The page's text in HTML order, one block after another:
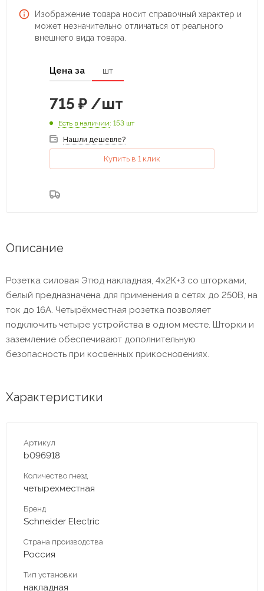
Изображение товара носит справочный характер и
может незначительно отличаться от реального
внешнего вида товара.
Цена за шт
715 ₽ /шт
Есть в наличии: 153 шт
Нашли дешевле?
Купить в 1 клик
Описание
Розетка силовая Этюд накладная, 4х2К+З со шторками,
белый предназначена для применения в сетях до 250В, на
ток до 16А. Четырёхместная розетка позволяет
подключить четыре устройства в одном месте. Шторки и
заземление обеспечивают дополнительную
безопасность при косвенных прикосновениях.
Характеристики
Артикул
b096918
Количество гнезд
четырехместная
Бренд
Schneider Electric
Страна производства
Россия
Тип установки
накладная